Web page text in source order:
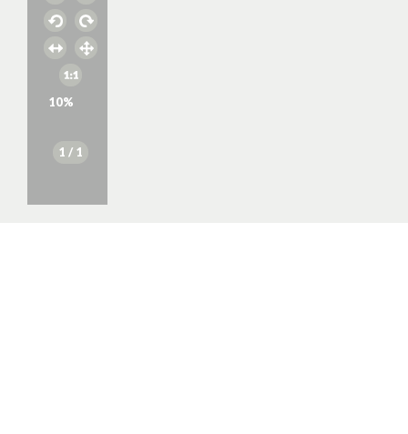
10%
1 / 1